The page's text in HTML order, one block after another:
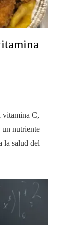
vitamina C,
un nutriente
la salud del